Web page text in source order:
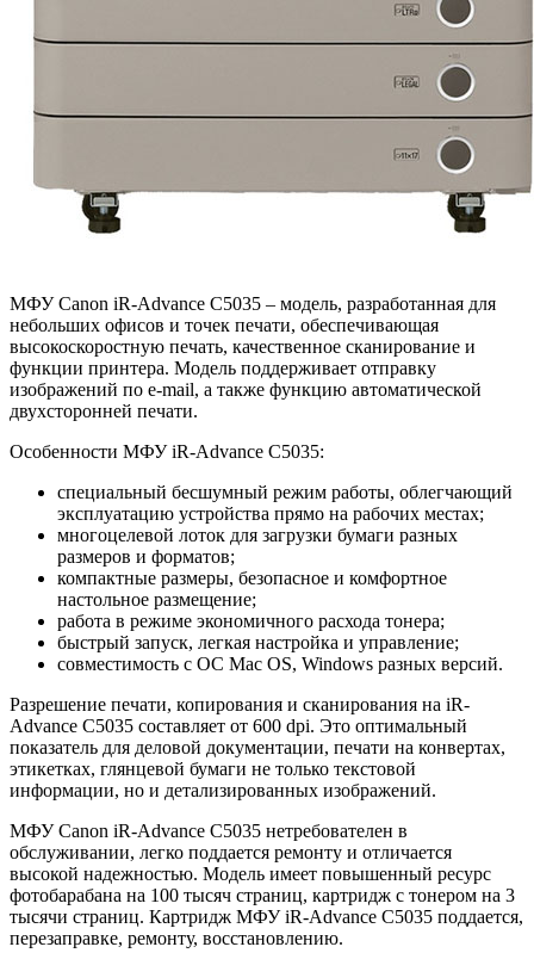
МФУ Canon iR-Advance C5035 – модель, разработанная для
небольших офисов и точек печати, обеспечивающая
высокоскоростную печать, качественное сканирование и
функции принтера. Модель поддерживает отправку
изображений по e-mail, а также функцию автоматической
двухсторонней печати.
Особенности МФУ iR-Advance C5035:
специальный бесшумный режим работы, облегчающий
эксплуатацию устройства прямо на рабочих местах;
многоцелевой лоток для загрузки бумаги разных
размеров и форматов;
компактные размеры, безопасное и комфортное
настольное размещение;
работа в режиме экономичного расхода тонера;
быстрый запуск, легкая настройка и управление;
совместимость с ОС Mac OS, Windows разных версий.
Разрешение печати, копирования и сканирования на iR-
Advance C5035 составляет от 600 dpi. Это оптимальный
показатель для деловой документации, печати на конвертах,
этикетках, глянцевой бумаги не только текстовой
информации, но и детализированных изображений.
МФУ Canon iR-Advance C5035 нетребователен в
обслуживании, легко поддается ремонту и отличается
высокой надежностью. Модель имеет повышенный ресурс
фотобарабана на 100 тысяч страниц, картридж с тонером на 3
тысячи страниц. Картридж МФУ iR-Advance C5035 поддается,
перезаправке, ремонту, восстановлению.